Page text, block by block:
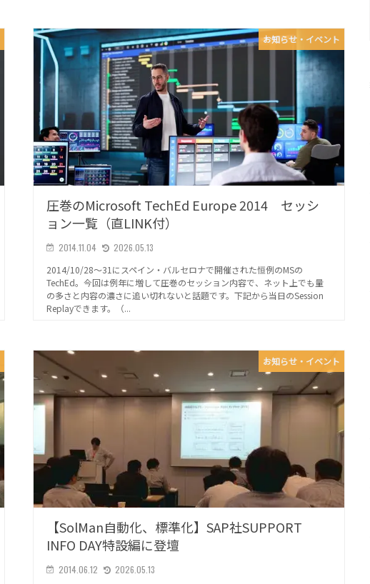
お知らせ・イベント
圧巻のMicrosoft TechEd Europe 2014 セッシ
ョン一覧（直LINK付）
2014.11.04
2026.05.13
2014/10/28～31にスペイン・バルセロナで開催された恒例のMSの
TechEd。今回は例年に増して圧巻のセッション内容で、ネット上でも量
の多さと内容の濃さに追い切れないと話題です。下記から当日のSession
Replayできます。（...
お知らせ・イベント
【SolMan自動化、標準化】SAP社SUPPORT
INFO DAY特設編に登壇
2014.06.12
2026.05.13